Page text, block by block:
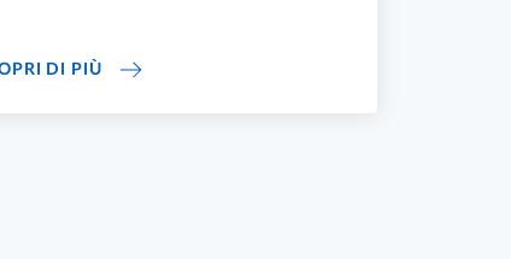
STUDENTI (OPIS): CARATTERISTICHE E
DI PIÙTUTORATO PER STUDENTI E STUDENTESSE